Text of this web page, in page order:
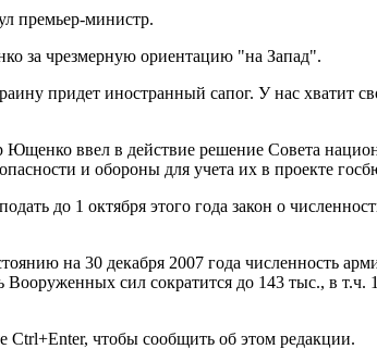
премьер-министр.
за чрезмерную ориентацию "на Запад".
придет иностранный сапог. У нас хватит
ввел в действие решение Совета
и обороны для учета их в проекте
до 1 октября этого года закон о
на 30 декабря 2007 года численность
сил сократится до 143 тыс., в
чтобы сообщить об этом редакции.